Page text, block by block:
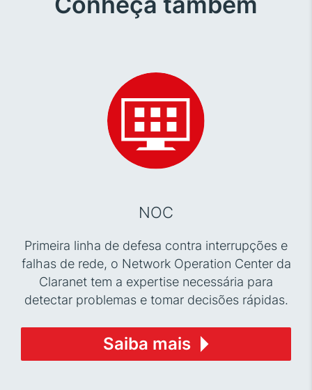
NOC
Primeira linha de defesa contra interrupções e
falhas de rede, o Network Operation Center da
Claranet tem a expertise necessária para
detectar problemas e tomar decisões rápidas.
Saiba mais